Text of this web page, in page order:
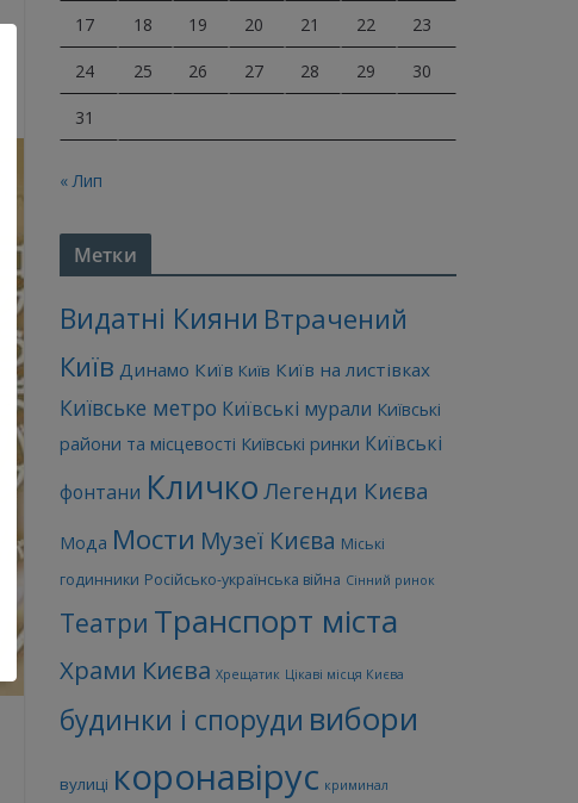
17 18 19 20 21 22 23
24 25 26 27 28 29 30
31
« Лип
Метки
Видатні Кияни Втрачений
Київ Динамо Київ Київ Київ на листівках
Київське метро Київські мурали Київські
райони та місцевості Київські ринки Київські
фонтани Кличко Легенди Києва
Мода Мости Музеї Києва Міські
годинники Російсько-українська війна Сінний ринок
Театри Транспорт міста
Храми Києва Хрещатик Цікаві місця Києва
будинки і споруди вибори
вулиці коронавірус криминал